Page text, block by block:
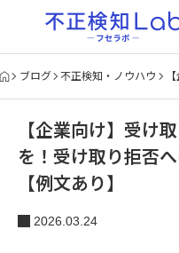
ブログ 不正検知・ノウハウ
【企業向け】受け
を！受け取り拒否
【例文あり】
2026.03.24